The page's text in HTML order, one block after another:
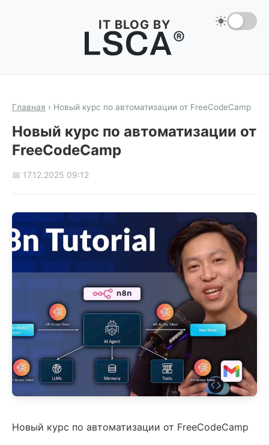
IT BLOG BY
Главная › Новый курс по автоматизации от FreeCodeCamp
Новый курс по автоматизации от
FreeCodeCamp
📅 17.12.2025 09:12
Новый курс по автоматизации от FreeCodeCamp